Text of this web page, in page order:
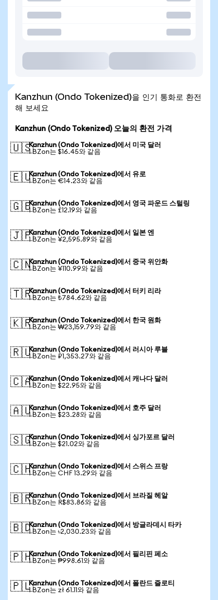
Kanzhun (Ondo Tokenized)을 인기 통화로 환전
해 보세요
Kanzhun (Ondo Tokenized) 오늘의 환전 가격
🇺🇸Kanzhun (Ondo Tokenized)에서 미국 달러
1 BZon는 $16.45와 같음
🇪🇺Kanzhun (Ondo Tokenized)에서 유로
1 BZon는 €14.23와 같음
🇬🇧Kanzhun (Ondo Tokenized)에서 영국 파운드 스털링
1 BZon는 £12.19와 같음
🇯🇵Kanzhun (Ondo Tokenized)에서 일본 엔
1 BZon는 ¥2,595.89와 같음
🇨🇳Kanzhun (Ondo Tokenized)에서 중국 위안화
1 BZon는 ¥110.99와 같음
🇹🇷Kanzhun (Ondo Tokenized)에서 터키 리라
1 BZon는 ₺784.62와 같음
🇰🇷Kanzhun (Ondo Tokenized)에서 한국 원화
1 BZon는 ₩23,159.79와 같음
🇷🇺Kanzhun (Ondo Tokenized)에서 러시아 루블
1 BZon는 ₽1,353.27와 같음
🇨🇦Kanzhun (Ondo Tokenized)에서 캐나다 달러
1 BZon는 $22.95와 같음
🇦🇺Kanzhun (Ondo Tokenized)에서 호주 달러
1 BZon는 $23.28와 같음
🇸🇬Kanzhun (Ondo Tokenized)에서 싱가포르 달러
1 BZon는 $21.02와 같음
🇨🇭Kanzhun (Ondo Tokenized)에서 스위스 프랑
1 BZon는 CHF 13.29와 같음
🇧🇷Kanzhun (Ondo Tokenized)에서 브라질 헤알
1 BZon는 R$83.86와 같음
🇧🇩Kanzhun (Ondo Tokenized)에서 방글라데시 타카
1 BZon는 ৳2,030.23와 같음
🇵🇭Kanzhun (Ondo Tokenized)에서 필리핀 페소
1 BZon는 ₱998.61와 같음
🇵🇱Kanzhun (Ondo Tokenized)에서 폴란드 즐로티
1 BZon는 zł 61.11와 같음